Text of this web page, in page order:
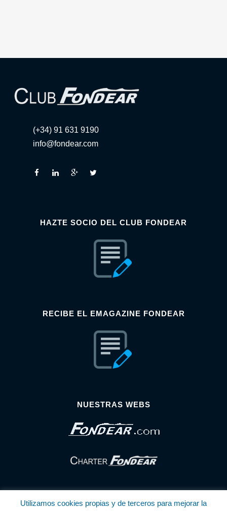
(+34) 91 631 9190
info@fondear.com
HAZTE SOCIO DEL CLUB FONDEAR
RECIBE EL EMAGAZINE FONDEAR
NUESTRAS WEBS
Utilizamos cookies propias y de terceros para mejorar la